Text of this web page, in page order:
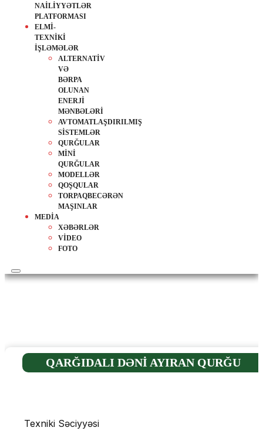
NAİLİYYƏTLƏR
PLATFORMASI
ELMİ-
TEXNİKİ
İŞLƏMƏLƏR
ALTERNATİV
VƏ
BƏRPA
OLUNAN
ENERJİ
MƏNBƏLƏRİ
AVTOMATLAŞDIRILMIŞ
SİSTEMLƏR
QURĞULAR
MİNİ
QURĞULAR
MODELLƏR
QOŞQULAR
TORPAQBECƏRƏN
MAŞINLAR
MEDİA
XƏBƏRLƏR
VİDEO
FOTO
QARĞIDALI DƏNİ AYIRAN QURĞU
Texniki Səciyyəsi